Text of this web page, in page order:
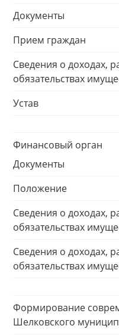
Документы
Прием граждан
Сведения о доходах,
обязательствах
Устав
Финансовый орган
Документы
Положение
Сведения о доходах,
обязательствах
Сведения о доходах,
обязательствах
Формирование
Шелковского